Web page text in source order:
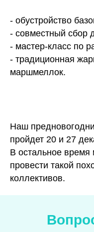
- обустройство
- совместный сбор
- мастер-класс по
- традиционная
маршмеллок.
Наш
пройдет 20 и 27
В остальное время
провести такой
коллективов.